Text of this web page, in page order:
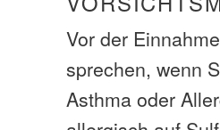
Vor der
sprechen, wenn
Asthma oder